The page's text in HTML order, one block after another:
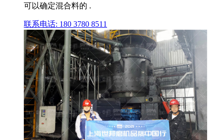
可以确定混合料的 .
联系电话: 180 3780 8511